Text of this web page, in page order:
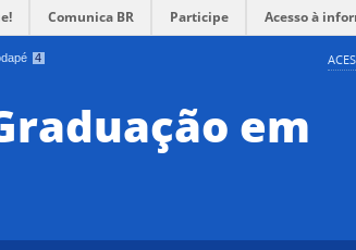
4
Comunica BR Participe Acesso à
em